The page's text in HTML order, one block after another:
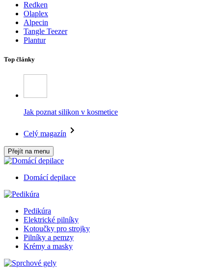
Redken
Olaplex
Alpecin
Tangle Teezer
Plantur
Top články
Jak poznat silikon v kosmetice
Celý magazín
Přejít na menu
Domácí depilace
Pedikúra
Elektrické pilníky
Kotoučky pro strojky
Pilníky a pemzy
Krémy a masky